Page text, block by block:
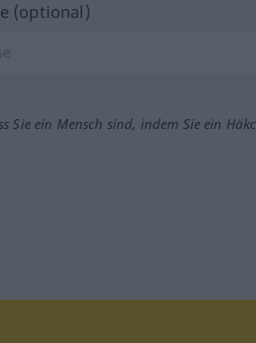
(optional)
Sie ein Mensch sind, indem Sie ein